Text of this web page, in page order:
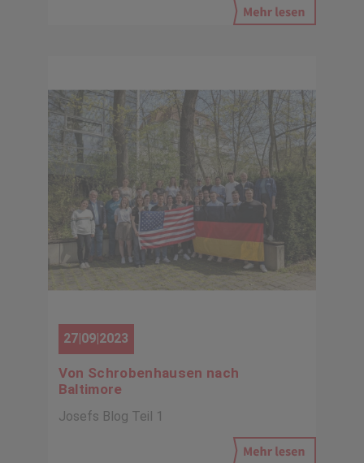
27|09|2023
Von Schrobenhausen nach
Baltimore
Josefs Blog Teil 1